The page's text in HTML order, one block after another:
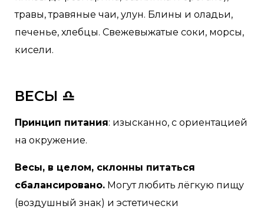
травы, травяные чаи, улун. Блины и оладьи,
печенье, хлебцы. Свежевыжатые соки, морсы,
кисели.
ВЕСЫ ♎
Принцип питания: изысканно, с ориентацией
на окружение.
Весы, в целом, склонны питаться
сбалансировано. Могут любить лёгкую пищу
(воздушный знак) и эстетически